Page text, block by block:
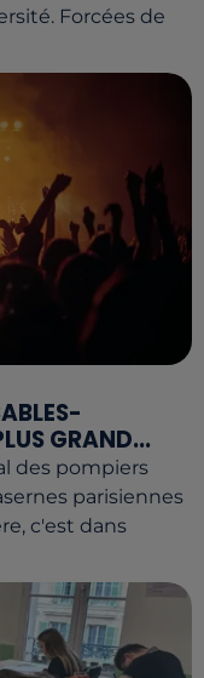
Forcées de
GRAND...
des pompiers
parisiennes
c'est dans